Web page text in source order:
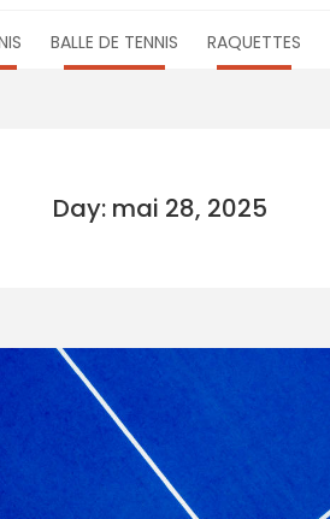
BALLE DE TENNIS RAQUETTES
Day: mai 28, 2025